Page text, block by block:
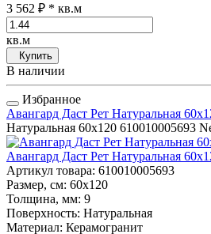
3 562 ₽ * кв.м
кв.м
Купить
В наличии
Избранное
Авангард Даст Рет Натуральная
Натуральная 60x120 610010005693
Авангард Даст Рет Натуральная
Артикул товара: 610010005693
Размер, см: 60x120
Толщина, мм: 9
Поверхность: Натуральная
Материал: Керамогранит